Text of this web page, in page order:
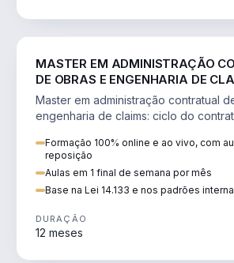
MASTER EM ADMINISTRAÇÃO
DE OBRAS E ENGENHARIA DE
Master em administração contratual
engenharia de claims: ciclo do
Formação 100% online e ao vivo, com
reposição
Aulas em 1 final de semana por mês
Base na Lei 14.133 e nos padrões
DURAÇÃO
12 meses